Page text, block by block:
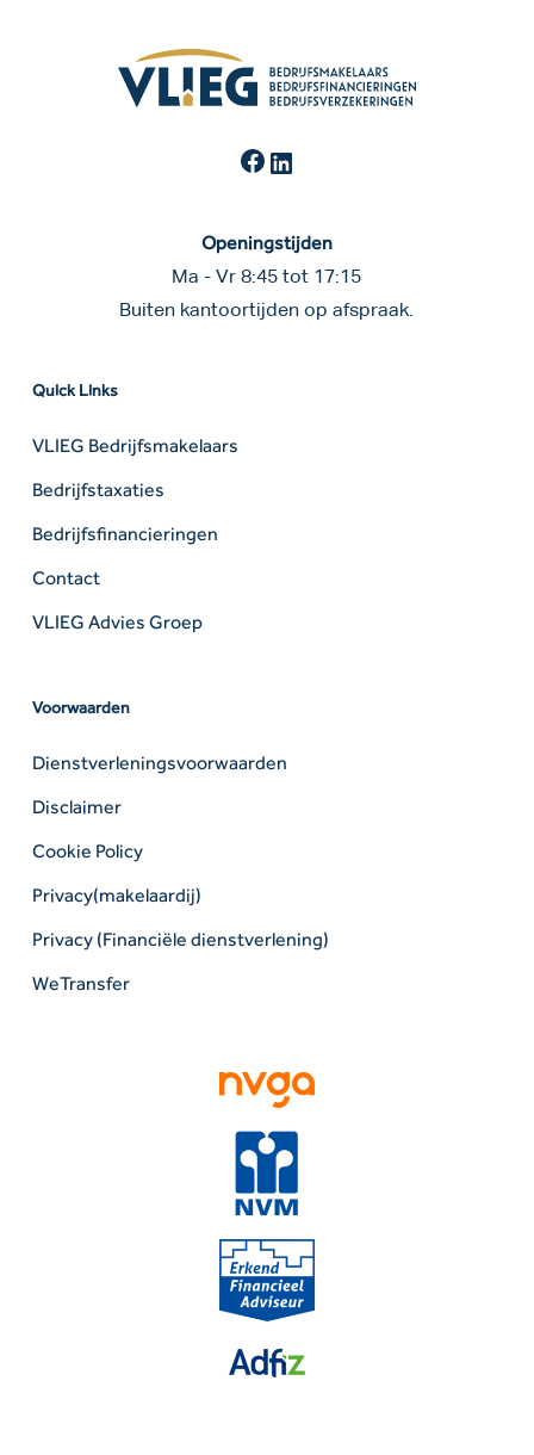
Facebook
Openingstijden
Ma - Vr 8:45 tot 17:15
Buiten kantoortijden op afspraak.
Quick Links
VLIEG Bedrijfsmakelaars
Bedrijfstaxaties
Bedrijfsfinancieringen
Contact
VLIEG Advies Groep
Voorwaarden
Dienstverleningsvoorwaarden
Disclaimer
Cookie Policy
Privacy(makelaardij)
Privacy (Financiële dienstverlening)
WeTransfer